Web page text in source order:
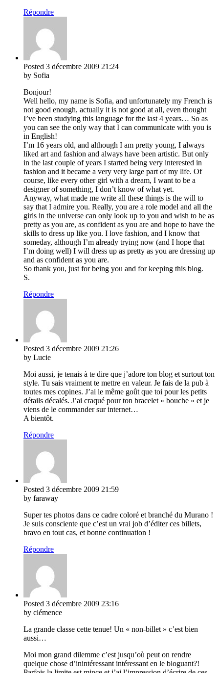
Répondre
Posted 3 décembre 2009 21:24
by Sofia
Bonjour!
Well hello, my name is Sofia, and unfortunately my French is
not good enough, actually it is not good at all, even thought
I’ve been studying this language for the last 4 years… So as
you can see the only way that I can communicate with you is
in English!
I’m 16 years old, and although I am pretty young, I always
liked art and fashion and always have been artistic. But only
in the last couple of years I started being very interested in
fashion and it became a very very large part of my life. Of
course, like every other girl with a dream, I want to be a
designer of something, I don’t know of what yet.
Anyway, what made me write all these things is the will to
say that I admire you. Really, you are a role model and all the
girls in the universe can only look up to you and wish to be as
pretty as you are, as confident as you are and hope to have the
skills to dress up like you. I love fashion, and I know that
someday, although I’m already trying now (and I hope that
I’m doing well) I will dress up as pretty as you are dressing up
and as confident as you are.
So thank you, just for being you and for keeping this blog.
S.
Répondre
Posted 3 décembre 2009 21:26
by Lucie
Moi aussi, je tenais à te dire que j’adore ton blog et surtout ton
style. Tu sais vraiment te mettre en valeur. Je fais de la pub à
toutes mes copines. J’ai le même goût que toi pour les petits
détails décalés. J’ai craqué pour ton bracelet « bouche » et je
viens de le commander sur internet…
A bientôt.
Répondre
Posted 3 décembre 2009 21:59
by faraway
Super tes photos dans ce cadre coloré et branché du Murano !
Je suis consciente que c’est un vrai job d’éditer ces billets,
bravo en tout cas, et bonne continuation !
Répondre
Posted 3 décembre 2009 23:16
by clémence
La grande classe cette tenue! Un « non-billet » c’est bien
aussi…
Moi mon grand dilemme c’est jusqu’où peut on rendre
quelque chose d’inintéressant intéressant en le bloguant?!